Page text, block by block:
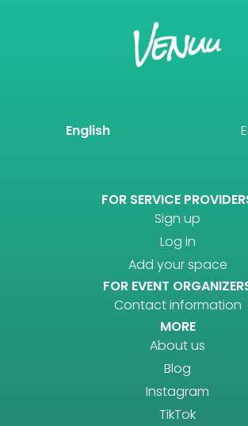
English
FOR SERVICE
Sign up
Log in
Add your space
FOR EVENT
Contact information
MORE
About us
Blog
Instagram
TikTok